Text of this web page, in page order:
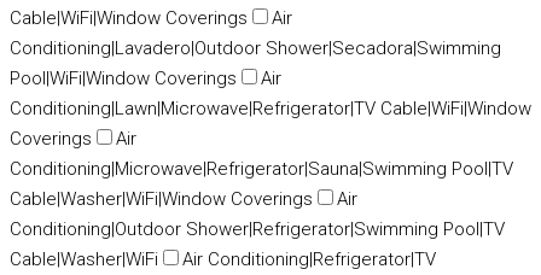
Cable|WiFi|Window Coverings
Air
Conditioning|Lavadero|Outdoor Shower|Secadora|Swimming
Pool|WiFi|Window Coverings
Air
Conditioning|Lawn|Microwave|Refrigerator|TV Cable|WiFi|Window
Coverings
Air
Conditioning|Microwave|Refrigerator|Sauna|Swimming Pool|TV
Cable|Washer|WiFi|Window Coverings
Air
Conditioning|Outdoor Shower|Refrigerator|Swimming Pool|TV
Cable|Washer|WiFi
Air Conditioning|Refrigerator|TV